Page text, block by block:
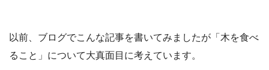
以前、ブログでこんな記事を書いてみましたが「木を食べ
ること」について大真面目に考えています。